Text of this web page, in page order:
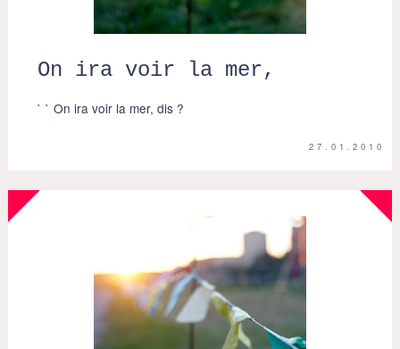
On ira voir la mer,
` ` On ira voir la mer, dis ?
27.01.2010